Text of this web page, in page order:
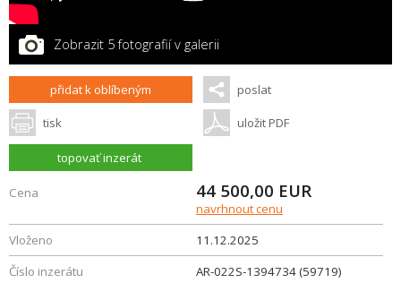
Zobrazit 5 fotografií v galerii
přidat k oblíbeným poslat
tisk uložit PDF
topovať inzerát
Cena 44 500,00 EUR
navrhnout cenu
Vloženo
11.12.2025
Číslo inzerátu
AR-022S-1394734 (59719)